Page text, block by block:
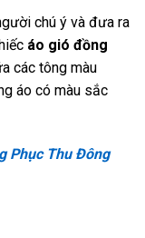
chú ý và đưa ra
áo gió đồng
các tông màu
áo có màu sắc
Phục Thu Đông